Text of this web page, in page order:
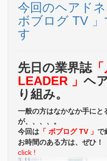
今回のヘアド
ボブログ TV 」
す
先日の業界誌「
LEADER 」 ヘ
り組み。
一般の方はなかなか手にと
が、、、、。
今回は 「 ボブログ TV 」 で
お時間のある方は、ぜひ！
click !